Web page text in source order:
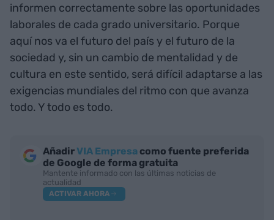
informen correctamente sobre las oportunidades
laborales de cada grado universitario. Porque
aquí nos va el futuro del país y el futuro de la
sociedad y, sin un cambio de mentalidad y de
cultura en este sentido, será difícil adaptarse a las
exigencias mundiales del ritmo con que avanza
todo. Y todo es todo.
AñadirVIA Empresa como fuente preferida
de Google de forma gratuita
Mantente informado con las últimas noticias de
actualidad
ACTIVAR AHORA